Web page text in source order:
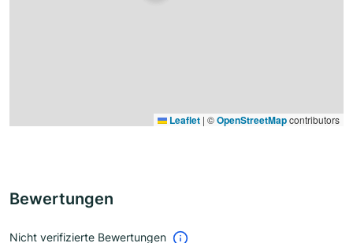
Leaflet | ©OpenStreetMapcontributors
Bewertungen
Nicht verifizierte Bewertungen